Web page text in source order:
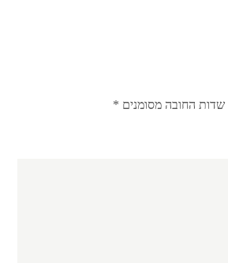
שדות החובה מסומנים *